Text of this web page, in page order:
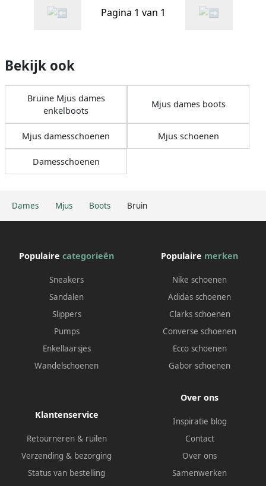
Dames Mjus Boots Bruin
Pagina 1 van 1
Bekijk ook
Bruine Mjus dames
enkelboots
Mjus dames boots
Mjus damesschoenen Mjus schoenen
Damesschoenen
Populaire categorieën
Sneakers
Sandalen
Slippers
Pumps
Enkellaarsjes
Wandelschoenen
Populaire merken
Nike schoenen
Adidas schoenen
Clarks schoenen
Converse schoenen
Ecco schoenen
Gabor schoenen
Klantenservice
Retourneren & ruilen
Verzending & bezorging
Status van bestelling
Over ons
Inspiratie blog
Contact
Over ons
Samenwerken